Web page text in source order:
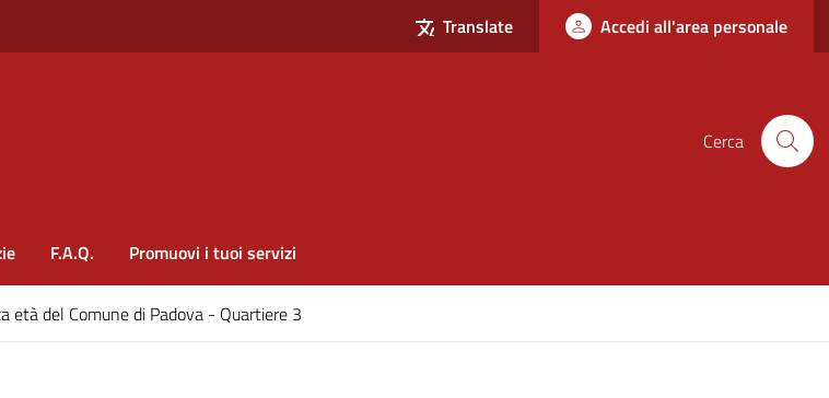
Translate Accedi all'area personale
Cerca
F.A.Q. Promuovi i tuoi servizi
età del Comune di Padova - Quartiere 3